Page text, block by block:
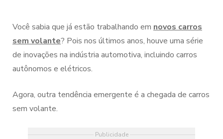
Você sabia que já estão trabalhando em novos carros
sem volante? Pois nos últimos anos, houve uma série
de inovações na indústria automotiva, incluindo carros
autônomos e elétricos.
Agora, outra tendência emergente é a chegada de carros
sem volante.
Publicidade